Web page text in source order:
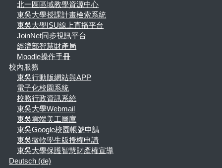
北一區區域教學資源中心
東吳大學授課計畫檢索系統
東吳大學ISU線上直播平台
JoinNet同步視訊平台
經濟部智慧財產局
Moodle操作手冊
校內服務
東吳行動版網站與APP
電子化校園系統
校務行政資訊系統
東吳大學Webmail
東吳雲端美工圖庫
東吳Google校園帳號申請
東吳微軟學生版授權申請
東吳大學保護智慧財產權宣導
Deutsch ‎(de)‎